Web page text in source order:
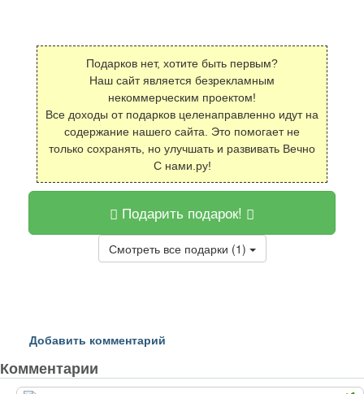
Подарков нет, хотите быть первым?
Наш сайт является безрекламным
некоммерческим проектом!
Все доходы от подарков целенаправленно идут на
содержание нашего сайта. Это помогает не
только сохранять, но улучшать и развивать Вечно
С нами.ру!
Подарить подарок!
Смотреть все подарки (1)
Добавить комментарий
Комментарии